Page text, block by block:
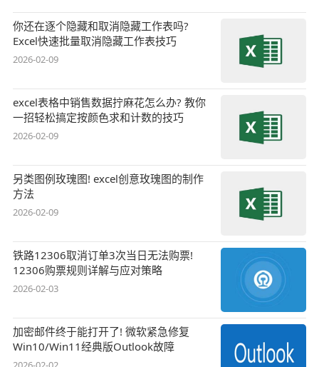
你还在逐个隐藏和取消隐藏工作表吗?
Excel快速批量取消隐藏工作表技巧
2026-02-09
excel表格中销售数据拧麻花怎么办? 教你
一招轻松搞定按颜色求和计数的技巧
2026-02-09
另类图例玫瑰图! excel创意玫瑰图的制作
方法
2026-02-09
铁路12306取消订单3次当日无法购票!
12306购票规则详解与应对策略
2026-02-03
加密邮件终于能打开了! 微软紧急修复
Win10/Win11经典版Outlook故障